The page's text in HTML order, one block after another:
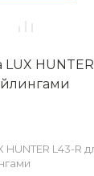
L43-R